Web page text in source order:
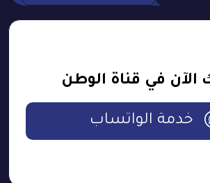
الآن في قناة الوطن
خدمة الواتساب